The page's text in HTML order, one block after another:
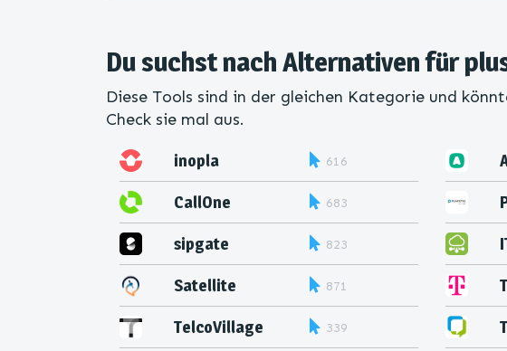
Du suchst nach Alternativen für
Diese Tools sind in der gleichen Kategorie und
Check sie mal aus.
inopla 616
CallOne 683
sipgate 823
Satellite 871
TelcoVillage 339